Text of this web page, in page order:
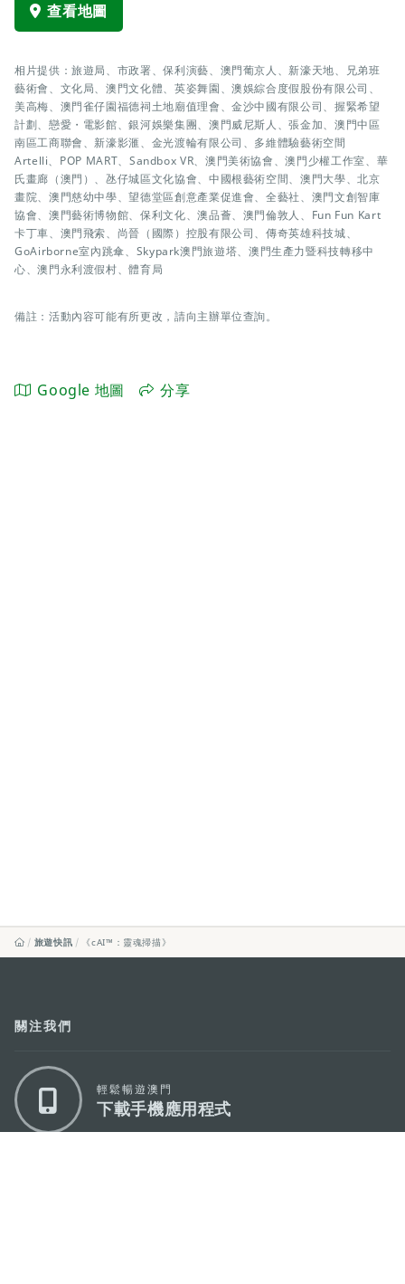
查看地圖
相片提供：旅遊局、市政署、保利演藝、澳門葡京人、新濠天地、兄弟班
藝術會、文化局、澳門文化體、英姿舞園、澳娛綜合度假股份有限公司、
美高梅、澳門雀仔園福德祠土地廟值理會、金沙中國有限公司、握緊希望
計劃、戀愛・電影館、銀河娛樂集團、澳門威尼斯人、張金加、澳門中區
南區工商聯會、新濠影滙、金光渡輪有限公司、多維體驗藝術空間
Artelli、POP MART、Sandbox VR、澳門美術協會、澳門少權工作室、華
氏畫廊（澳門）、氹仔城區文化協會、中國根藝術空間、澳門大學、北京
畫院、澳門慈幼中學、望德堂區創意產業促進會、全藝社、澳門文創智庫
協會、澳門藝術博物館、保利文化、澳品薈、澳門倫敦人、Fun Fun Kart
卡丁車、澳門飛索、尚晉（國際）控股有限公司、傳奇英雄科技城、
GoAirborne室內跳傘、Skypark澳門旅遊塔、澳門生產力暨科技轉移中
心、澳門永利渡假村、體育局
備註：活動內容可能有所更改，請向主辦單位查詢。
Google 地圖 分享
旅遊快訊 《cAI™：靈魂掃描》
關注我們
輕鬆暢遊澳門
下載手機應用程式